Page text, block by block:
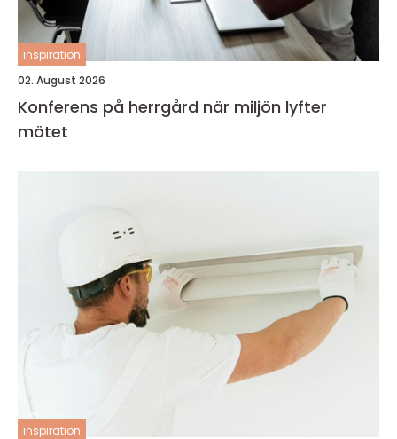
inspiration
02. August 2026
Konferens på herrgård när miljön lyfter
mötet
inspiration